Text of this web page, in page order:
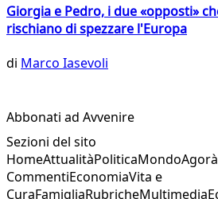
Giorgia e Pedro, i due «opposti»
rischiano di spezzare l'Europa
di Marco Iasevoli
Abbonati ad Avvenire
Sezioni del sito
HomeAttualitàPoliticaMondoAgorà
CommentiEconomiaVita e
CuraFamigliaRubricheMultimedia